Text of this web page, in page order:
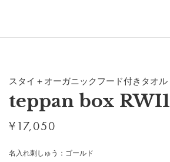
スタイ＋オーガニックフード付きタオル
teppan box RWI1
¥17,050
名入れ刺しゅう：ゴールド